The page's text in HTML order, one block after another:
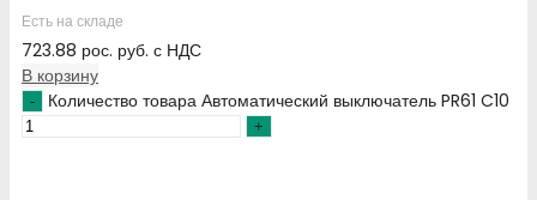
Есть на складе
723.88 рос. руб. с НДС
В корзину
Количество товара Автоматический выключатель PR61 C10